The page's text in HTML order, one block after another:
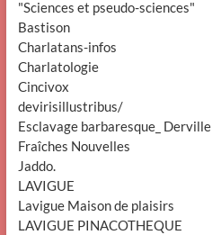
"Sciences et pseudo-sciences"
Bastison
Charlatans-infos
Charlatologie
Cincivox
devirisillustribus/
Esclavage barbaresque_ Derville
Fraîches Nouvelles
Jaddo.
LAVIGUE
Lavigue Maison de plaisirs
LAVIGUE PINACOTHEQUE